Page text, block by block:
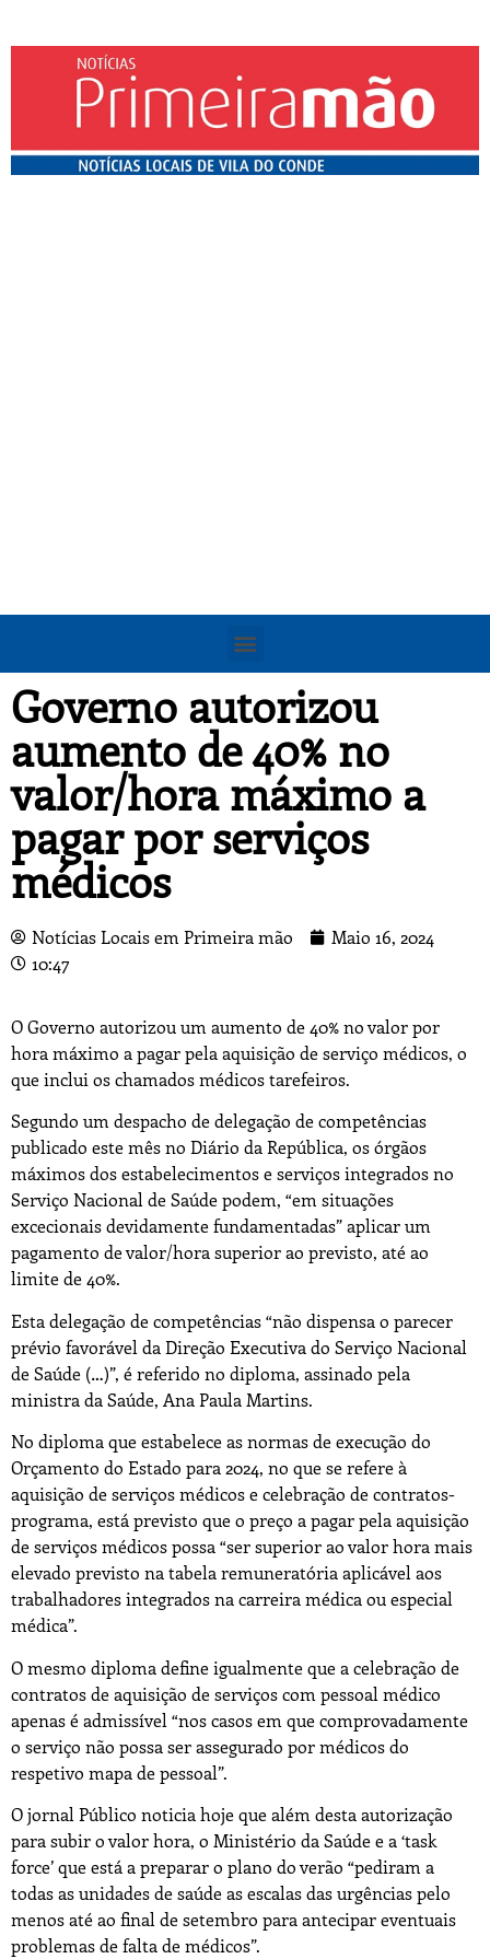
Governo autorizou
aumento de 40% no
valor/hora máximo a
pagar por serviços
médicos
Notícias Locais em Primeira mão
Maio 16, 2024
10:47
O Governo autorizou um aumento de 40% no valor por
hora máximo a pagar pela aquisição de serviço médicos, o
que inclui os chamados médicos tarefeiros.
Segundo um despacho de delegação de competências
publicado este mês no Diário da República, os órgãos
máximos dos estabelecimentos e serviços integrados no
Serviço Nacional de Saúde podem, “em situações
excecionais devidamente fundamentadas” aplicar um
pagamento de valor/hora superior ao previsto, até ao
limite de 40%.
Esta delegação de competências “não dispensa o parecer
prévio favorável da Direção Executiva do Serviço Nacional
de Saúde (…)”, é referido no diploma, assinado pela
ministra da Saúde, Ana Paula Martins.
No diploma que estabelece as normas de execução do
Orçamento do Estado para 2024, no que se refere à
aquisição de serviços médicos e celebração de contratos-
programa, está previsto que o preço a pagar pela aquisição
de serviços médicos possa “ser superior ao valor hora mais
elevado previsto na tabela remuneratória aplicável aos
trabalhadores integrados na carreira médica ou especial
médica”.
O mesmo diploma define igualmente que a celebração de
contratos de aquisição de serviços com pessoal médico
apenas é admissível “nos casos em que comprovadamente
o serviço não possa ser assegurado por médicos do
respetivo mapa de pessoal”.
O jornal Público noticia hoje que além desta autorização
para subir o valor hora, o Ministério da Saúde e a ‘task
force’ que está a preparar o plano do verão “pediram a
todas as unidades de saúde as escalas das urgências pelo
menos até ao final de setembro para antecipar eventuais
problemas de falta de médicos”.